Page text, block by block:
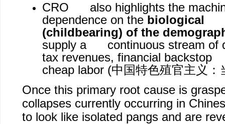
CRO also highlights the
dependence on the biological
(childbearing) of the
supply a continuous stream of
tax revenues, financial
cheap labor (中国特色殖官主义：
Once this primary root cause is
collapses currently occurring in
to look like isolated pangs and are